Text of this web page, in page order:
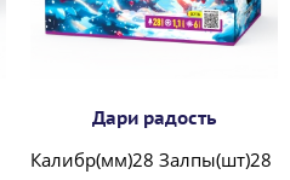
Дари радость
Калибр(мм)28 Залпы(шт)28